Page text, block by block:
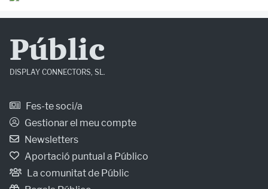
Públic
DISPLAY CONNECTORS, SL.
Fes-te soci/a
Gestionar el meu compte
Newsletters
Aportació puntual a Público
La comunitat de Públic